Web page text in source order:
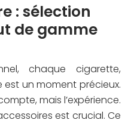
: sélection
de gamme
chaque cigarette,
un moment précieux.
mais l’expérience.
est crucial. Ce